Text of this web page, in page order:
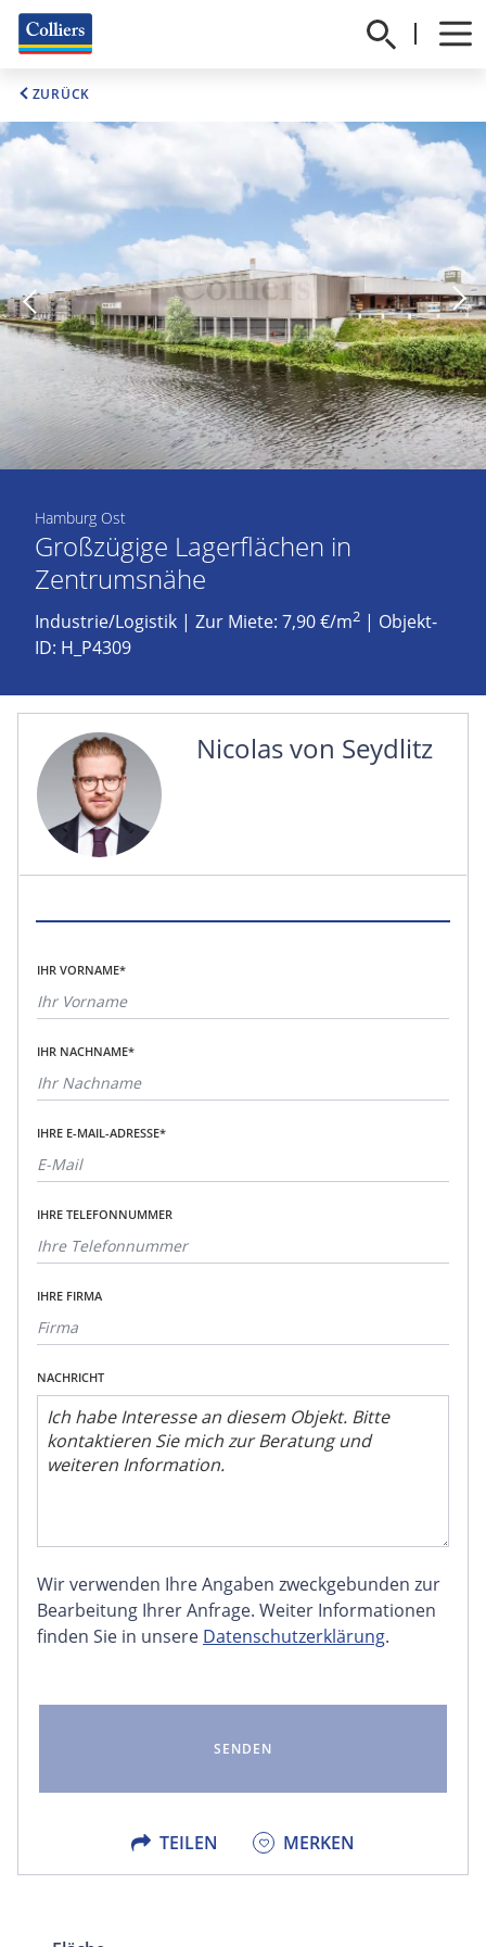
ZURÜCK
Hamburg Ost
Großzügige Lagerflächen in
Zentrumsnähe
Industrie/Logistik | Zur Miete: 7,90 €/m2 | Objekt-
ID: H_P4309
Nicolas von Seydlitz
IHR VORNAME*
IHR NACHNAME*
IHRE E-MAIL-ADRESSE*
IHRE TELEFONNUMMER
IHRE FIRMA
NACHRICHT
Wir verwenden Ihre Angaben zweckgebunden zur
Bearbeitung Ihrer Anfrage. Weiter Informationen
finden Sie in unsere Datenschutzerklärung.
TEILEN
FACEBOOK
X
MERKEN